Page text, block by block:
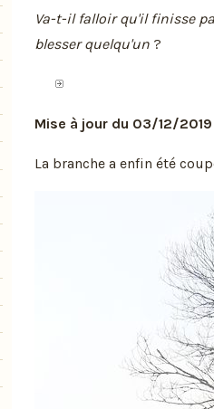
Va-t-il falloir qu'il finisse
blesser quelqu'un ?
Mise à jour du 03/12/2019
La branche a enfin été